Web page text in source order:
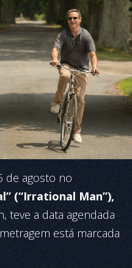
de agosto no
(“Irrational Man”),
teve a data agendada
está marcada